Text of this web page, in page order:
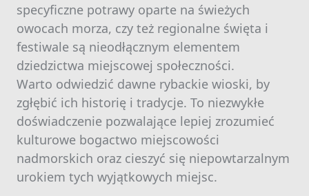
specyficzne potrawy oparte na świeżych
owocach morza, czy też regionalne święta i
festiwale są nieodłącznym elementem
dziedzictwa miejscowej społeczności.
Warto odwiedzić dawne rybackie wioski, by
zgłębić ich historię i tradycje. To niezwykłe
doświadczenie pozwalające lepiej zrozumieć
kulturowe bogactwo miejscowości
nadmorskich oraz cieszyć się niepowtarzalnym
urokiem tych wyjątkowych miejsc.